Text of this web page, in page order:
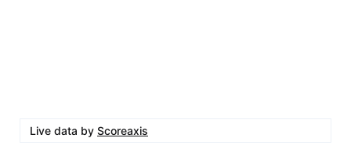
Live data by Scoreaxis